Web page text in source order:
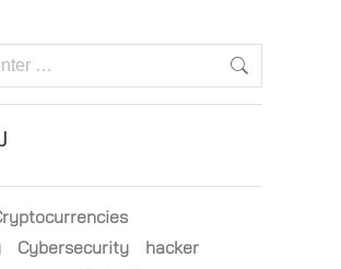
Cybersecurity
hacker